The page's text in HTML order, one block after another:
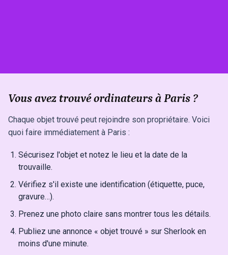
Vous avez trouvé ordinateurs à Paris ?
Chaque objet trouvé peut rejoindre son propriétaire. Voici
quoi faire immédiatement à Paris :
Sécurisez l'objet et notez le lieu et la date de la
trouvaille.
Vérifiez s'il existe une identification (étiquette, puce,
gravure…).
Prenez une photo claire sans montrer tous les détails.
Publiez une annonce « objet trouvé » sur Sherlook en
moins d'une minute.